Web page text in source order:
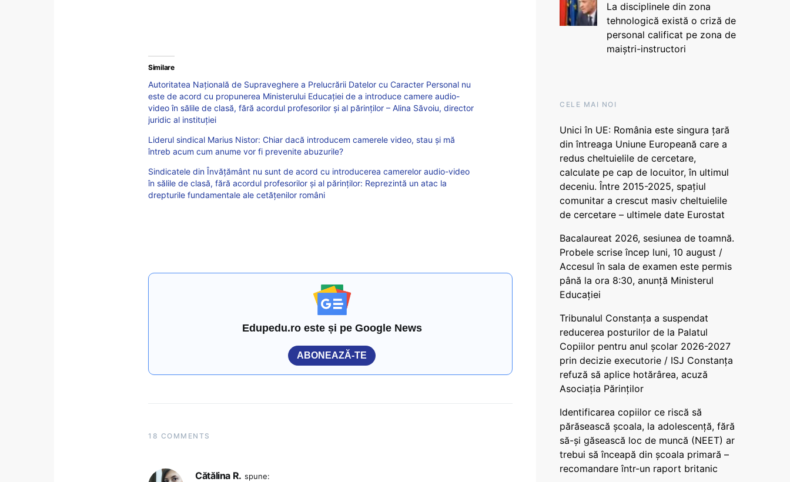
Similare
Autoritatea Naţională de Supraveghere a Prelucrării Datelor cu Caracter Personal nu
este de acord cu propunerea Ministerului Educației de a introduce camere audio-
video în sălile de clasă, fără acordul profesorilor și al părinților – Alina Săvoiu, director
juridic al instituției
Liderul sindical Marius Nistor: Chiar dacă introducem camerele video, stau şi mă
întreb acum cum anume vor fi prevenite abuzurile?
Sindicatele din Învățământ nu sunt de acord cu introducerea camerelor audio-video
în sălile de clasă, fără acordul profesorilor și al părinților: Reprezintă un atac la
drepturile fundamentale ale cetăţenilor români
Edupedu.ro este și pe Google News
ABONEAZĂ-TE
18 COMMENTS
Cătălina R. spune:
La disciplinele din zona
tehnologică există o criză de
personal calificat pe zona de
maiștri-instructori
CELE MAI NOI
Unici în UE: România este singura țară
din întreaga Uniune Europeană care a
redus cheltuielile de cercetare,
calculate pe cap de locuitor, în ultimul
deceniu. Între 2015-2025, spațiul
comunitar a crescut masiv cheltuielile
de cercetare – ultimele date Eurostat
Bacalaureat 2026, sesiunea de toamnă.
Probele scrise încep luni, 10 august /
Accesul în sala de examen este permis
până la ora 8:30, anunță Ministerul
Educației
Tribunalul Constanța a suspendat
reducerea posturilor de la Palatul
Copiilor pentru anul școlar 2026-2027
prin decizie executorie / ISJ Constanța
refuză să aplice hotărârea, acuză
Asociația Părinților
Identificarea copiilor ce riscă să
părăsească școala, la adolescență, fără
să-și găsească loc de muncă (NEET) ar
trebui să înceapă din școala primară –
recomandare într-un raport britanic